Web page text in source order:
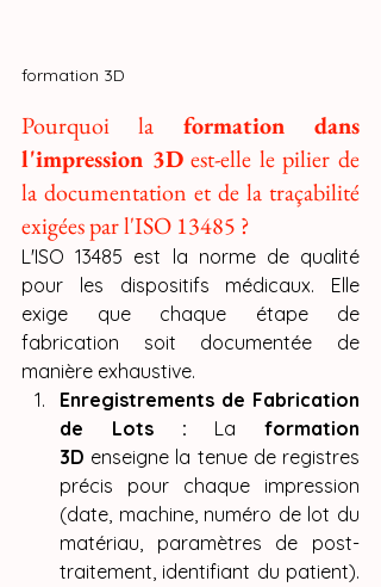
formation 3D
Pourquoi la formation dans
l'impression 3D est-elle le pilier de
la documentation et de la traçabilité
exigées par l'ISO 13485 ?
L'ISO 13485 est la norme de qualité
pour les dispositifs médicaux. Elle
exige que chaque étape de
fabrication soit documentée de
manière exhaustive.
Enregistrements de Fabrication
de Lots : La formation
3D enseigne la tenue de registres
précis pour chaque impression
(date, machine, numéro de lot du
matériau, paramètres de post-
traitement, identifiant du patient).